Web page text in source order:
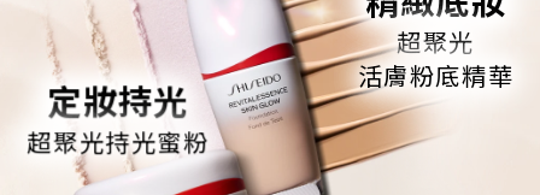
超聚光
活膚粉底精華
定妝持光
超聚光持光蜜粉